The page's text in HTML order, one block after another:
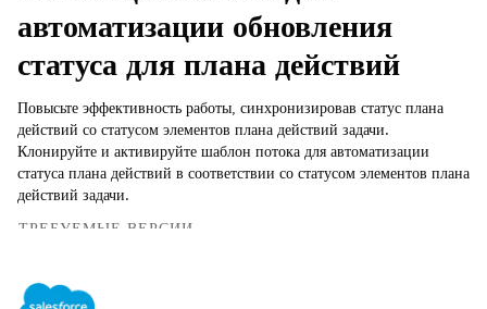
автоматизации обновления
статуса для плана действий
Повысьте эффективность работы, синхронизировав статус плана
действий со статусом элементов плана действий задачи.
Клонируйте и активируйте шаблон потока для автоматизации
статуса плана действий в соответствии со статусом элементов плана
действий задачи.
ТРЕБУЕМЫЕ ВЕРСИИ
Доступно в версиях: Lightning Experience